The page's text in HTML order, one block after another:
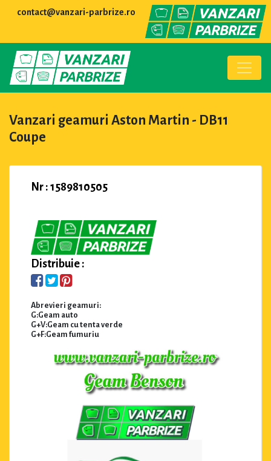
contact@vanzari-parbrize.ro
Vanzari geamuri Aston Martin - DB11
Coupe
Nr : 1589810505
Distribuie :
Abrevieri geamuri:
G:Geam auto
G+V:Geam cu tenta verde
G+F:Geam fumuriu